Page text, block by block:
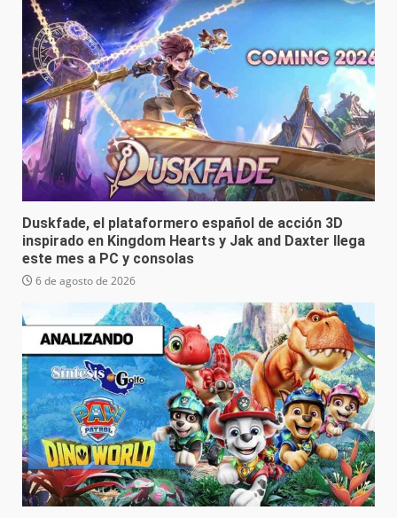
Duskfade, el plataformero español de acción 3D
inspirado en Kingdom Hearts y Jak and Daxter llega
este mes a PC y consolas
6 de agosto de 2026